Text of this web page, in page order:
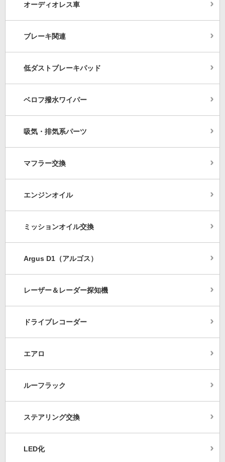
オーディオレス車
ブレーキ関連
低ダストブレーキパッド
ベロフ撥水ワイパー
吸気・排気系パーツ
マフラー交換
エンジンオイル
ミッションオイル交換
Argus D1（アルゴス）
レーザー＆レーダー探知機
ドライブレコーダー
エアロ
ルーフラック
ステアリング交換
LED化